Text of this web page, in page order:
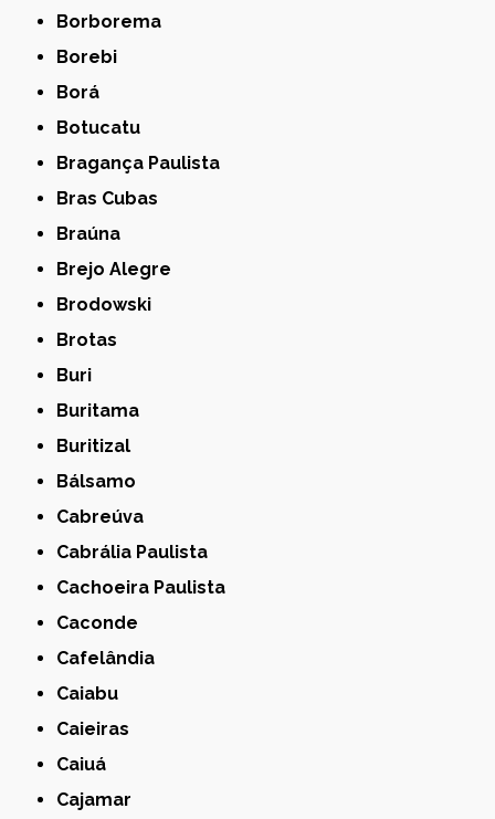
Borborema
Borebi
Borá
Botucatu
Bragança Paulista
Bras Cubas
Braúna
Brejo Alegre
Brodowski
Brotas
Buri
Buritama
Buritizal
Bálsamo
Cabreúva
Cabrália Paulista
Cachoeira Paulista
Caconde
Cafelândia
Caiabu
Caieiras
Caiuá
Cajamar